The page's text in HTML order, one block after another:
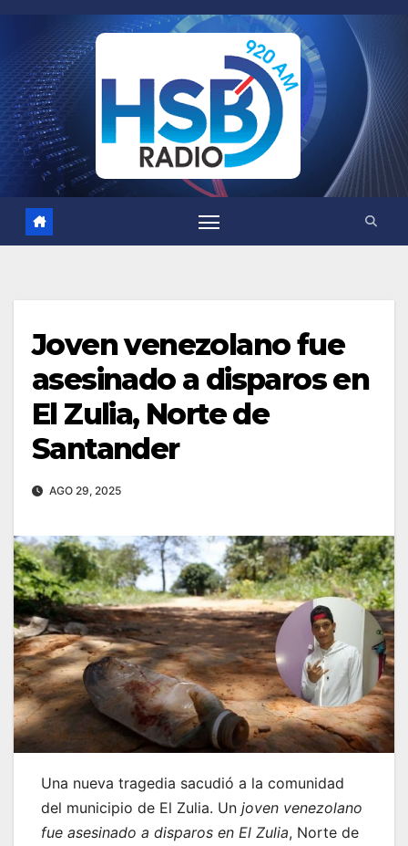
contenido
Joven venezolano fue
asesinado a disparos en
El Zulia, Norte de
Santander
AGO 29, 2025
Una nueva tragedia sacudió a la comunidad
del municipio de El Zulia. Un joven venezolano
fue asesinado a disparos en El Zulia, Norte de